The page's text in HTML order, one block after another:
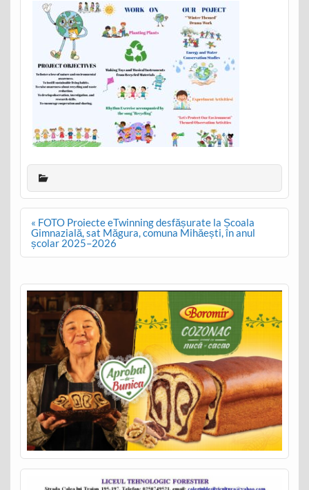
Post
navigation
« FOTO Proiecte eTwinning desfășurate la Școala
Gimnazială, sat Măgura, comuna Mihăești, în anul
școlar 2025–2026